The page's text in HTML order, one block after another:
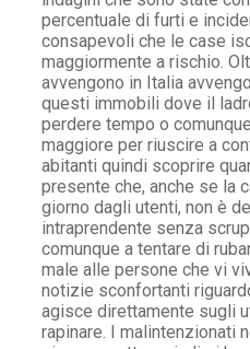
percentuale di furti e
consapevoli che le case
maggiormente a rischio.
avvengono in Italia
questi immobili dove il
perdere tempo o
maggiore per riuscire a
abitanti quindi scoprire
presente che, anche se la
giorno dagli utenti, non è
intraprendente senza
comunque a tentare di
male alle persone che vi
notizie sconfortanti
agisce direttamente sugli
rapinare. I malintenzionati